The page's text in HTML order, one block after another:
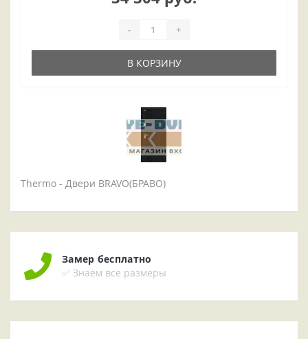
- +
В КОРЗИНУ
Thermo - Двери BRAVO(БРАВО)
Замер бесплатно
✅ Знаем все размеры